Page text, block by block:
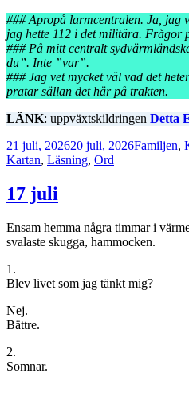
### Apropå larmcentralen. Ja, jag
jag hette 112 i det militära. Frågor
### På mitt centralt
du”. Inte ”var”.
### Jag vet mycket väl vad det
pratar sällan det här på trakten.
LÄNK: uppväxtskildringen Detta
Postat
21 juli, 202620 juli, 2026Kategorier
Familjen,
Kartan, Läsning, Ord
17 juli
Ensam hemma några timmar i
svalaste skugga, hammocken.
1.
Blev livet som jag tänkt mig?
Nej.
Bättre.
2.
Somnar.